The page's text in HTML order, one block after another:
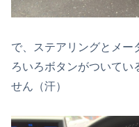
で、ステアリングとメー
ろいろボタンがついてい
せん（汗）